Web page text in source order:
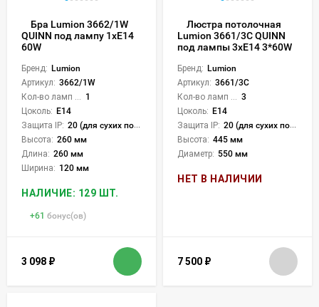
Бра Lumion 3662/1W
QUINN под лампу 1xE14
60W
Бренд: Lumion
Артикул: 3662/1W
Кол-во ламп или LED: 1
Цоколь: E14
Защита IP: 20 (для сухих пом.)
Высота: 260 мм
Длина: 260 мм
Ширина: 120 мм
НАЛИЧИЕ: 129 ШТ.
+61 бонус(ов)
3 098 ₽
Люстра потолочная
Lumion 3661/3C QUINN
под лампы 3xE14 3*60W
Бренд: Lumion
Артикул: 3661/3C
Кол-во ламп или LED: 3
Цоколь: E14
Защита IP: 20 (для сухих пом.)
Высота: 445 мм
Диаметр: 550 мм
НЕТ В НАЛИЧИИ
7 500 ₽